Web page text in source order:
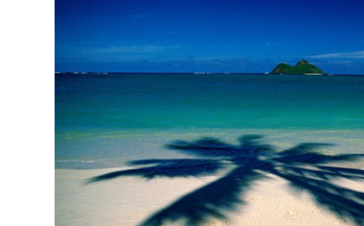
Hit enter to search or ESC to close